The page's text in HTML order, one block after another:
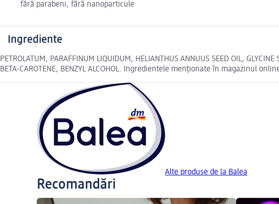
fără parabeni, fără nanoparticule
Ingrediente
PETROLATUM, PARAFFINUM LIQUIDUM, HELIANTHUS ANNUUS SEED OIL, GLYCINE
BETA-CAROTENE, BENZYL ALCOHOL. Ingredientele menționate în magazinul
Alte produse de la Balea
Recomandări